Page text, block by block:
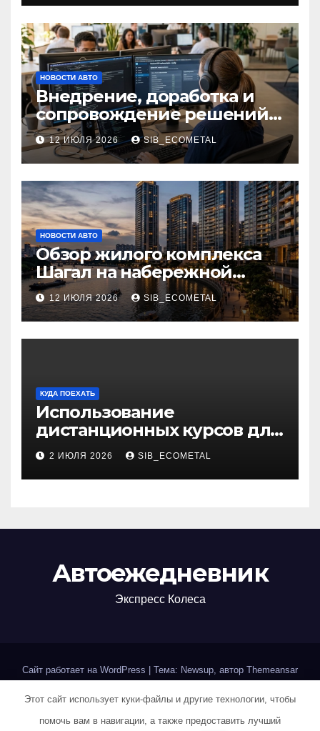
НОВОСТИ АВТО
Внедрение, доработка и
сопровождение решений
на платформе 1С
12 ИЮЛЯ 2026 SIB_ECOMETAL
НОВОСТИ АВТО
Обзор жилого комплекса
Шагал на набережной
Марка Шагала
12 ИЮЛЯ 2026 SIB_ECOMETAL
КУДА ПОЕХАТЬ
Использование
дистанционных курсов для
изучения актуальных
специальностей
2 ИЮЛЯ 2026 SIB_ECOMETAL
Автоежедневник
Экспресс Колеса
Сайт работает на WordPress | Тема: Newsup, автор Themeansar
Home Авторам и правообладателям Карта сайта
Этот сайт использует куки-файлы и другие технологии, чтобы
помочь вам в навигации, а также предоставить лучший